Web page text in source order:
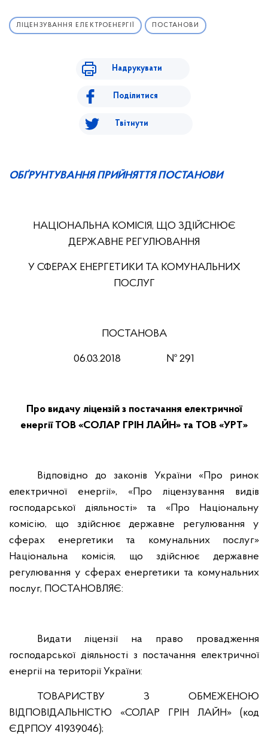
ЛІЦЕНЗУВАННЯ ЕЛЕКТРОЕНЕРГІЇ ПОСТАНОВИ
Надрукувати
Поділитися
Твітнути
ОБҐРУНТУВАННЯ ПРИЙНЯТТЯ ПОСТАНОВИ
НАЦІОНАЛЬНА КОМІСІЯ, ЩО ЗДІЙСНЮЄ
ДЕРЖАВНЕ РЕГУЛЮВАННЯ
У СФЕРАХ ЕНЕРГЕТИКИ ТА КОМУНАЛЬНИХ
ПОСЛУГ
ПОСТАНОВА
06.03.2018 № 291
Про видачу ліцензій з постачання електричної
енергії ТОВ «СОЛАР ГРІН ЛАЙН» та ТОВ «УРТ»
Відповідно до законів України «Про ринок
електричної енергії», «Про ліцензування видів
господарської діяльності» та «Про Національну
комісію, що здійснює державне регулювання у
сферах енергетики та комунальних послуг»
Національна комісія, що здійснює державне
регулювання у сферах енергетики та комунальних
послуг, ПОСТАНОВЛЯЄ:
Видати ліцензії на право провадження
господарської діяльності з постачання електричної
енергії на території України:
ТОВАРИСТВУ З ОБМЕЖЕНОЮ
ВІДПОВІДАЛЬНІСТЮ «СОЛАР ГРІН ЛАЙН» (код
ЄДРПОУ 41939046);